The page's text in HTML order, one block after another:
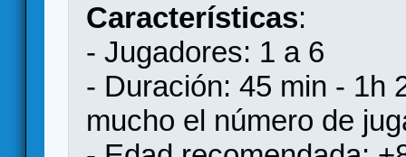
Características:
- Jugadores: 1 a 6
- Duración: 45 min - 1h
mucho el número de